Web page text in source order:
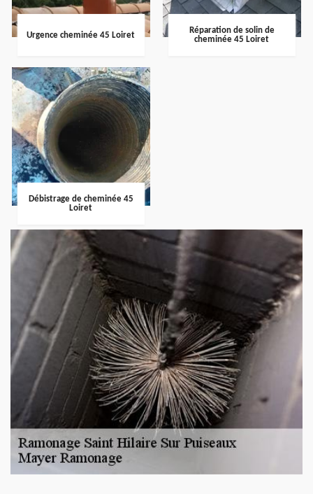
Urgence cheminée 45 Loiret
Réparation de solin de
cheminée 45 Loiret
Débistrage de cheminée 45
Loiret